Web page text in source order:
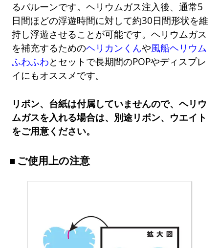
るバルーンです。ヘリウムガス注入後、通常5
日間ほどの浮遊時間に対して約30日間形状を維
持し浮遊させることが可能です。ヘリウムガス
を補充するためのヘリカンくんや風船ヘリウム
ふわふわとセットで長期間のPOPやディスプレ
イにもオススメです。
リボン、台紙は付属していませんので、ヘリウ
ムガスを入れる場合は、別途リボン、ウエイト
をご用意ください。
ご使用上の注意